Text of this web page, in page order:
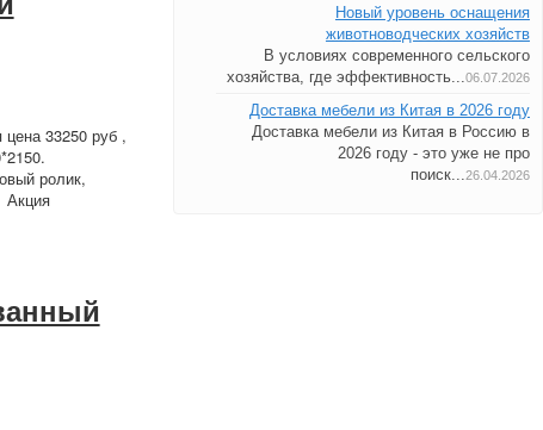
33250 руб ,
ролик,
Акция
Новый уровень оснащения
животноводческих хозяйств
В условиях современного сельского
хозяйства, где эффективность...06.07.2026
Доставка мебели из Китая в 2026 году
Доставка мебели из Китая в Россию в
2026 году - это уже не про
поиск...26.04.2026